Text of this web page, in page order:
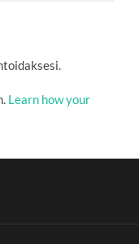
Learn how your